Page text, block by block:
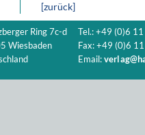
[zurück]
Ring 7c-d
Wiesbaden
Tel.: +49 (0)6
Fax: +49 (0)6
Email: